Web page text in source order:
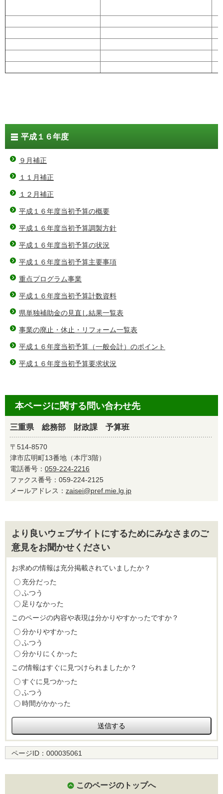
平成１６年度
９月補正
１１月補正
１２月補正
平成１６年度当初予算の概要
平成１６年度当初予算調製方針
平成１６年度当初予算の状況
平成１６年度当初予算主要事項
重点プログラム事業
平成１６年度当初予算計数資料
県単独補助金の見直し結果一覧表
事業の廃止・休止・リフォーム一覧表
平成１６年度当初予算（一般会計）のポイント
平成１６年度当初予算要求状況
本ページに関する問い合わせ先
三重県 総務部 財政課 予算班
〒514-8570
津市広明町13番地（本庁3階）
電話番号： 059-224-2216
ファクス番号：059-224-2125
メールアドレス： zaisei@pref.mie.lg.jp
より良いウェブサイトにするためにみなさまのご
意見をお聞かせください
お求めの情報は充分掲載されていましたか？
充分だった
ふつう
足りなかった
このページの内容や表現は分かりやすかったですか？
分かりやすかった
ふつう
分かりにくかった
この情報はすぐに見つけられましたか？
すぐに見つかった
ふつう
時間がかかった
ページID： 000035061
このページのトップへ